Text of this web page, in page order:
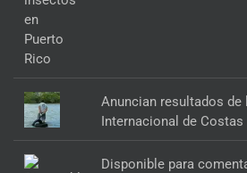
Anuncian resultados de
Internacional de Costas
Disponible para